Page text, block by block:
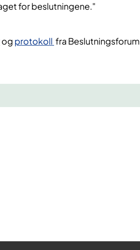
for beslutningene."
og protokoll fra Beslutningsforum